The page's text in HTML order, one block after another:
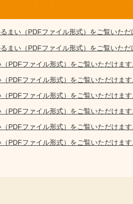
まい（PDFファイル形式）をご覧いただ
まい（PDFファイル形式）をご覧いただ
PDFファイル形式）をご覧いただけます
PDFファイル形式）をご覧いただけます
PDFファイル形式）をご覧いただけます
PDFファイル形式）をご覧いただけます
PDFファイル形式）をご覧いただけます
PDFファイル形式）をご覧いただけます